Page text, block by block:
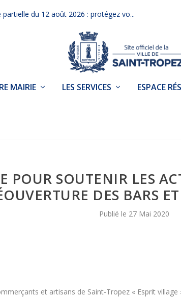
partielle du 12 août 2026 : protégez vo...
MAIRIE LES SERVICES ESPACE
POUR SOUTENIR LES
DES BARS
27 Mai 2020
et artisans de Saint-Tropez « Esprit